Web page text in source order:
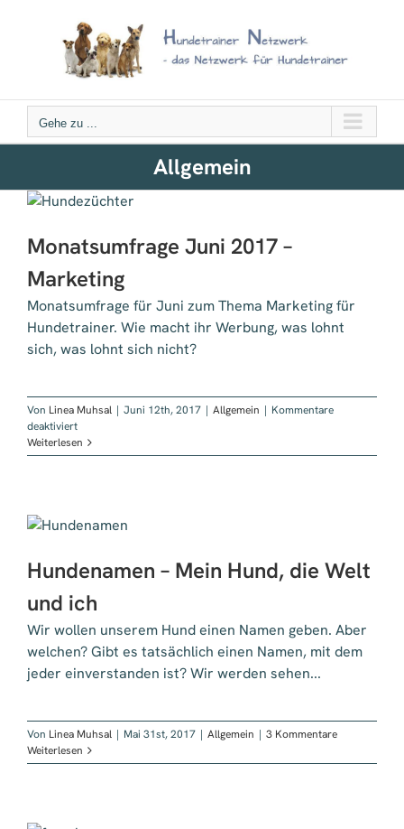
Gehe zu ...
Allgemein
Monatsumfrage Juni 2017 –
Marketing
Monatsumfrage für Juni zum Thema Marketing für
Hundetrainer. Wie macht ihr Werbung, was lohnt
sich, was lohnt sich nicht?
Von Linea Muhsal | Juni 12th, 2017 | Allgemein | Kommentare
deaktiviertfür
Monatsumfrage
Juni
Weiterlesen
Hundenamen – Mein Hund, die Welt
und ich
Wir wollen unserem Hund einen Namen geben. Aber
welchen? Gibt es tatsächlich einen Namen, mit dem
jeder einverstanden ist? Wir werden sehen...
Von Linea Muhsal | Mai 31st, 2017 | Allgemein | 3 Kommentare
Weiterlesen